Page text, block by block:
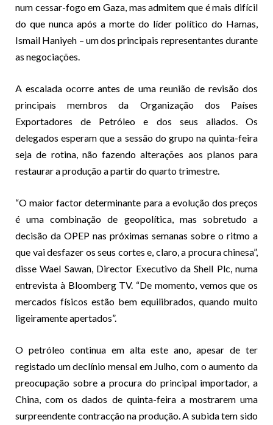
num cessar-fogo em Gaza, mas admitem que é mais difícil
do que nunca após a morte do líder político do Hamas,
Ismail Haniyeh – um dos principais representantes durante
as negociações.
A escalada ocorre antes de uma reunião de revisão dos
principais membros da Organização dos Países
Exportadores de Petróleo e dos seus aliados. Os
delegados esperam que a sessão do grupo na quinta-feira
seja de rotina, não fazendo alterações aos planos para
restaurar a produção a partir do quarto trimestre.
“O maior factor determinante para a evolução dos preços
é uma combinação de geopolítica, mas sobretudo a
decisão da OPEP nas próximas semanas sobre o ritmo a
que vai desfazer os seus cortes e, claro, a procura chinesa”,
disse Wael Sawan, Director Executivo da Shell Plc, numa
entrevista à Bloomberg TV. “De momento, vemos que os
mercados físicos estão bem equilibrados, quando muito
ligeiramente apertados”.
O petróleo continua em alta este ano, apesar de ter
registado um declínio mensal em Julho, com o aumento da
preocupação sobre a procura do principal importador, a
China, com os dados de quinta-feira a mostrarem uma
surpreendente contracção na produção. A subida tem sido